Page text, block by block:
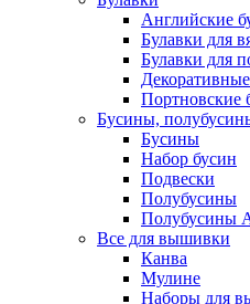
Английские
Булавки для
Булавки для
Портновские
Бусины,
Бусины
Набор бусин
Подвески
Полубусины
Полубусины
Все для вышивки
Канва
Мулине
Наборы для